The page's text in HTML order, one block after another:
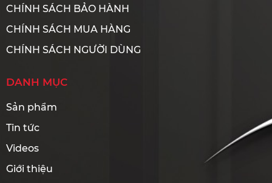
CHÍNH SÁCH BẢO HÀNH
CHÍNH SÁCH MUA HÀNG
CHÍNH SÁCH NGƯỜI DÙNG
DANH MỤC
Sản phẩm
Tin tức
Videos
Giới thiệu